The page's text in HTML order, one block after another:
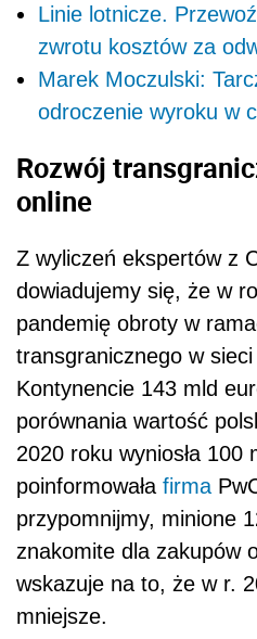
Linie lotnicze.
zwrotu kosztów za
Marek Moczulski:
odroczenie wyroku w
Rozwój
online
Z wyliczeń ekspertów z
dowiadujemy się, że w
pandemię obroty w
transgranicznego w
Kontynencie 143 mld
porównania wartość
2020 roku wyniosła 100
poinformowała firma
przypomnijmy, minione
znakomite dla zakupów
wskazuje na to, że w r.
mniejsze.